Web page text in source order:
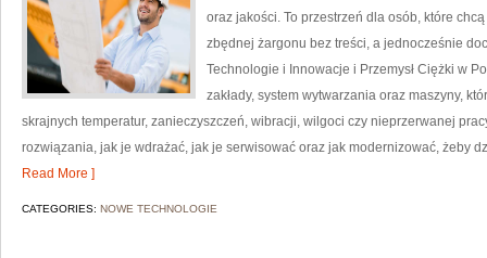
oraz jakości. To przestrzeń dla osób, które
zbędnej żargonu bez treści, a jednocześnie
Technologie i Innowacje i Przemysł Ciężki w
zakłady, system wytwarzania oraz maszyny,
skrajnych temperatur, zanieczyszczeń, wibracji, wilgoci czy nieprzerwanej
rozwiązania, jak je wdrażać, jak je serwisować oraz jak modernizować, żeby
Read More ]
CATEGORIES: NOWE TECHNOLOGIE